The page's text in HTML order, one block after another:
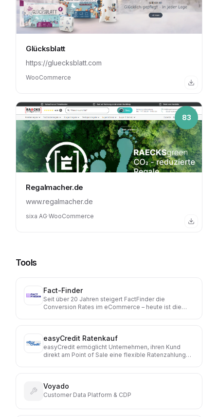
Glücksblatt
https://gluecksblatt.com
WooCommerce
83
Regalmacher.de
www.regalmacher.de
sixa AG·WooCommerce
Tools
Fact-Finder
Seit über 20 Jahren steigert FactFinder die
Conversion Rates im eCommerce – heute ist die
Einkaufserlebnisse: Sie gibt dir Automatisierung, wo
du sie möchtest. Und Kontrolle, wann immer du sie
brauchst.
easyCredit Ratenkauf
easyCredit ermöglicht Unternehmen, ihren Kund
direkt am Point of Sale eine flexible Ratenzahlung
Voyado
Customer Data Platform & CDP